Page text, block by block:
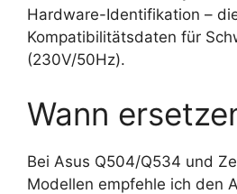
Hardware-Identifikation –
Kompatibilitätsdaten für
(230V/50Hz).
Wann
Bei Asus Q504/Q534 und
Modellen empfehle ich den